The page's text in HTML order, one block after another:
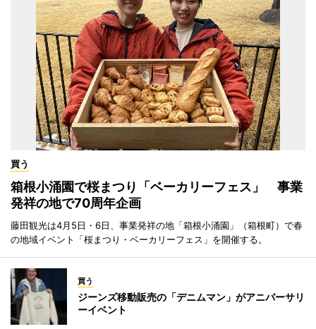
買う
箱根小涌園で桜まつり「ベーカリーフェス」 事業
発祥の地で70周年企画
藤田観光は4月5日・6日、事業発祥の地「箱根小涌園」（箱根町）で春
の地域イベント「桜まつり・ベーカリーフェス」を開催する。
買う
ジーンズ移動販売の「デニムマン」がアニバーサリ
ーイベント